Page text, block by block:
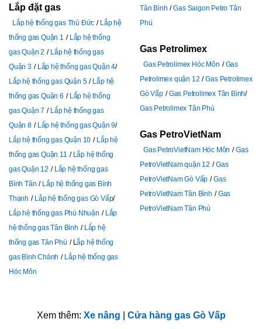
Lắp đặt gas
Lắp hệ thống gas Thủ Đức
Lắp hệ
thống gas Quận 1
Lắp hệ thống
gas Quận 2
Lắp hệ thống gas
Quận 3
Lắp hệ thống gas Quận 4
Lắp hệ thống gas Quận 5
Lắp hệ
thống gas Quận 6
Lắp hệ thống
gas Quận 7
Lắp hệ thống gas
Quận 8
Lắp hệ thống gas Quận 9
Lắp hệ thống gas Quận 10
Lắp hệ
thống gas Quận 11
Lắp hệ thống
gas Quận 12
Lắp hệ thống gas
Bình Tân
Lắp hệ thống gas Bình
Thạnh
Lắp hệ thống gas Gò Vấp
Lắp hệ thống gas Phú Nhuận
Lắp
hệ thống gas Tân Bình
Lắp hệ
thống gas Tân Phú
Lắp hệ thống
gas Bình Chánh
Lắp hệ thống gas
Hóc Môn
Tân Bình
Gas Saigon Petro Tân
Phú
Gas Petrolimex
Gas Petrolimex Hóc Môn
Gas
Petrolimex quận 12
Gas Petrolimex
Gò Vấp
Gas Petrolimex Tân Bình
Gas Petrolimex Tân Phú
Gas PetroVietNam
Gas PetroVietNam Hóc Môn
Gas
PetroVietNam quận 12
Gas
PetroVietNam Gò Vấp
Gas
PetroVietNam Tân Bình
Gas
PetroVietNam Tân Phú
Xem thêm: Xe nâng Cửa hàng gas Gò Vấp